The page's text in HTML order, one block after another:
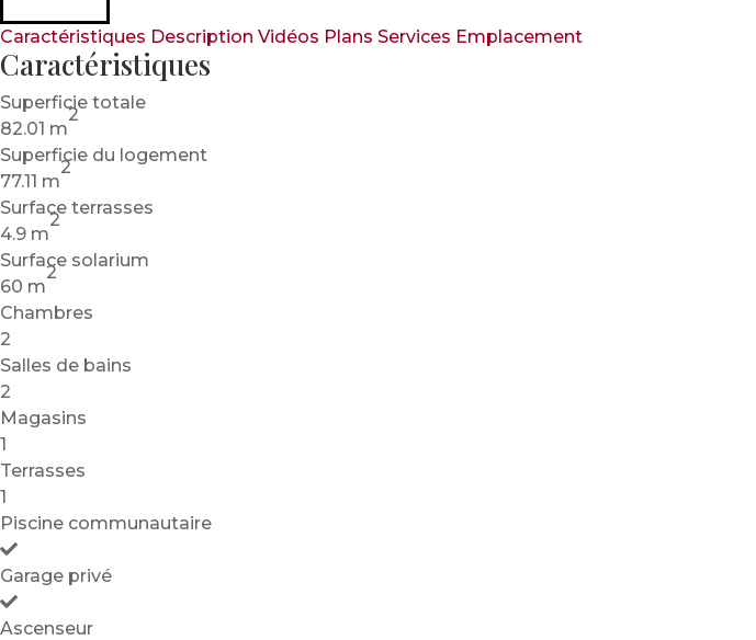
Caractéristiques Description Vidéos Plans Services Emplacement
Caractéristiques
Superficie totale
82.01 m
2
Superficie du logement
77.11 m
2
Surface terrasses
4.9 m
2
Surface solarium
60 m
2
Chambres
2
Salles de bains
2
Magasins
1
Terrasses
1
Piscine communautaire
Garage privé
Ascenseur